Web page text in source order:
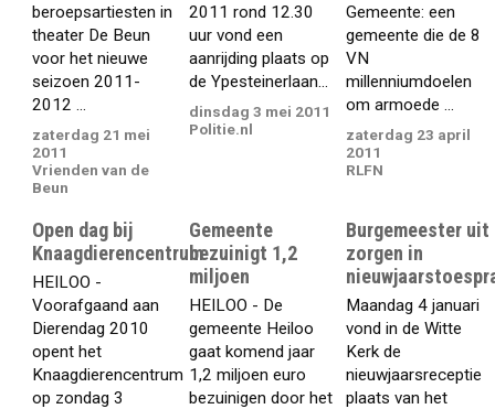
beroepsartiesten in
theater De Beun
voor het nieuwe
seizoen 2011-
2012 ...
zaterdag 21 mei
2011
Vrienden van de
Beun
2011 rond 12.30
uur vond een
aanrijding plaats op
de Ypesteinerlaan...
dinsdag 3 mei 2011
Politie.nl
Gemeente: een
gemeente die de 8
VN
millenniumdoelen
om armoede ...
zaterdag 23 april
2011
RLFN
Open dag bij
Knaagdierencentrum
HEILOO -
Voorafgaand aan
Dierendag 2010
opent het
Knaagdierencentrum
op zondag 3
Gemeente
bezuinigt 1,2
miljoen
HEILOO - De
gemeente Heiloo
gaat komend jaar
1,2 miljoen euro
bezuinigen door het
Burgemeester uit
zorgen in
Maandag 4 januari
vond in de Witte
Kerk de
nieuwjaarsreceptie
plaats van het